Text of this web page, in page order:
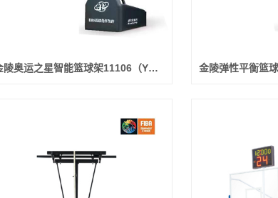
金陵奥运之星智能篮球架11106（YDJ-5B）